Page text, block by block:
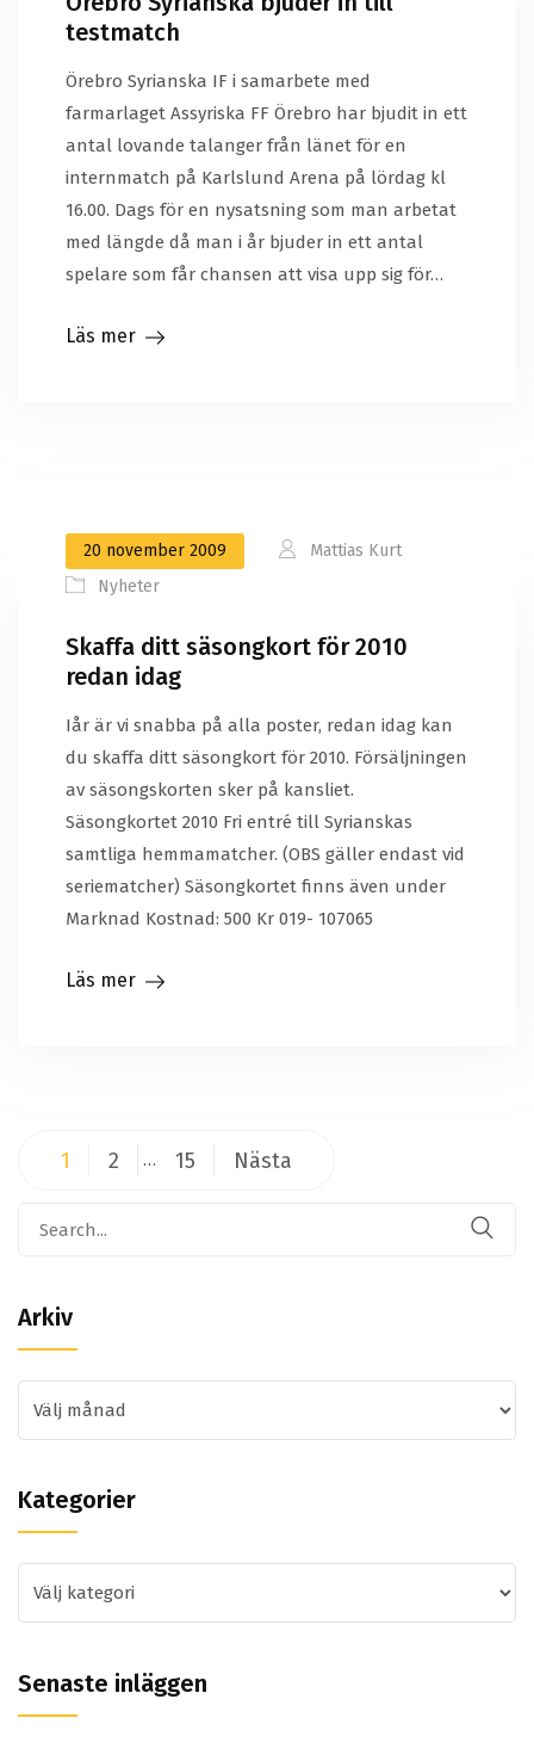
testmatch
Örebro Syrianska IF i samarbete med
farmarlaget Assyriska FF Örebro har bjudit in ett
antal lovande talanger från länet för en
internmatch på Karlslund Arena på lördag kl
16.00. Dags för en nysatsning som man arbetat
med längde då man i år bjuder in ett antal
spelare som får chansen att visa upp sig för…
Läs mer
20 november 2009
Mattias Kurt
Nyheter
Skaffa ditt säsongkort för 2010
redan idag
Iår är vi snabba på alla poster, redan idag kan
du skaffa ditt säsongkort för 2010. Försäljningen
av säsongskorten sker på kansliet.
Säsongkortet 2010 Fri entré till Syrianskas
samtliga hemmamatcher. (OBS gäller endast vid
seriematcher) Säsongkortet finns även under
Marknad Kostnad: 500 Kr 019- 107065
Läs mer
Sidnumrering
inlägg
1 2 … 15 Nästa
Arkiv
Kategorier
Senaste inläggen